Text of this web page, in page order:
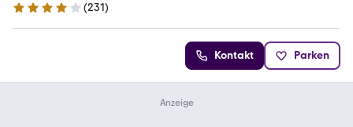
4.2 Sterne
(231)
Kontakt Parken